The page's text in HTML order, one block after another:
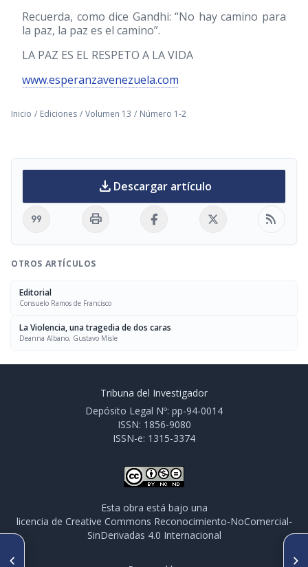
Recuerda, como dice Gandhi: “No hay camino para
la paz, la paz es el camino”.
LA PAZ ES EL RESPETO A LA VIDA
www.esperanzavenezuela.com
Inicio / Ediciones / Volumen 13 / Número 1-2
download Descargar artículo
format_quote print rss_feed
OTROS ARTÍCULOS
Editorial
Consuelo Ramos de Francisco
La Violencia, una tragedia de dos caras
Deanna Albano, Gustavo Misle
Tribuna del Investigador
Depósito Legal Nº: pp-94-0014
ISSN: 1856-9080
ISSN-e: 1315-3374
Esta obra está bajo una
licencia de Creative Commons Reconocimiento-NoComercial-
SinDerivadas 4.0 Internacional